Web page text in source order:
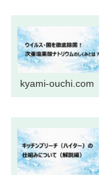
kyami-ouchi.com